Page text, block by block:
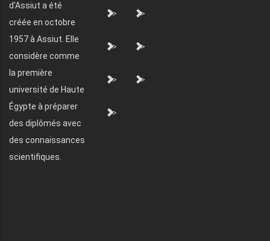
d'Assiut a été
créée en octobre
1957 à Assiut. Elle
considère comme
la première
université de Haute
Égypte à préparer
des diplômés avec
des connaissances
scientifiques.
"> ">
"> ">
"> ">
">